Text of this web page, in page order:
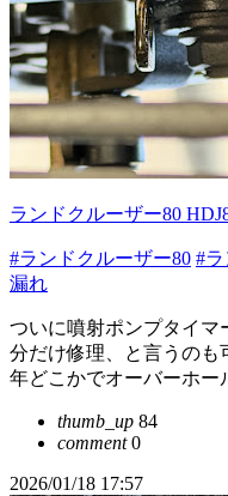
ランドクルーザー80
#ランドクルーザー80 #
漏れ
ついに噴射ポンプタイ
分だけ修理、と言うのも
年どこかでオーバーホー
thumb_up 84
comment0
2026/01/18 17:57